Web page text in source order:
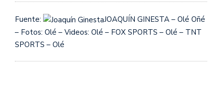
Fuente:
JOAQUÍN GINESTA – Olé Oñé
– Fotos: Olé – Videos: Olé – FOX SPORTS – Olé – TNT
SPORTS – Olé